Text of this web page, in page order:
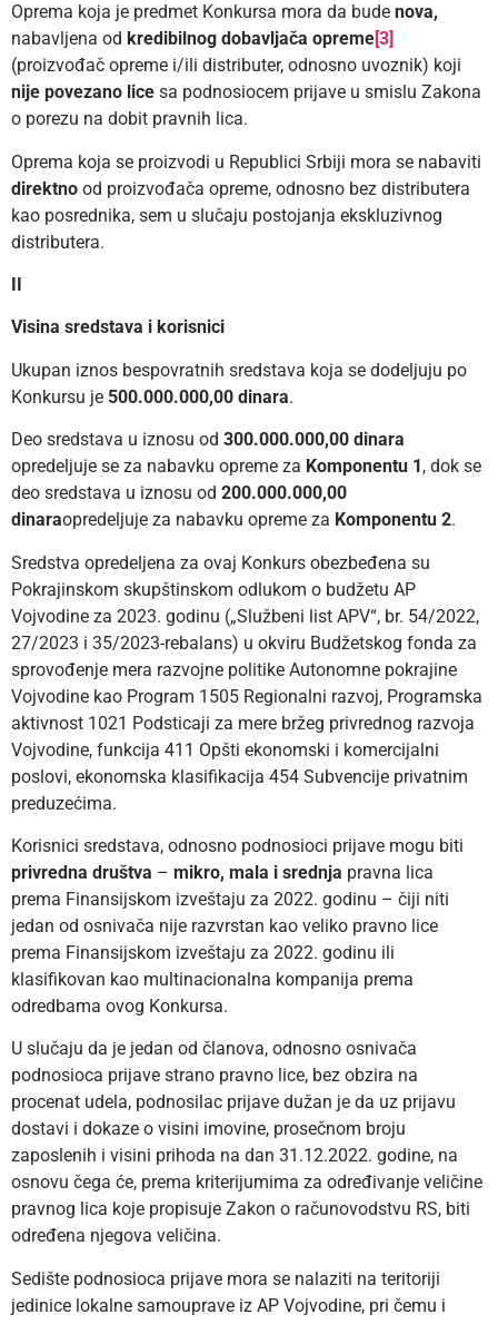
Oprema koja je predmet Konkursa mora da bude nova,
nabavljena od kredibilnog dobavljača opreme[3]
(proizvođač opreme i/ili distributer, odnosno uvoznik) koji
nije povezano lice sa podnosiocem prijave u smislu Zakona
o porezu na dobit pravnih lica.
Oprema koja se proizvodi u Republici Srbiji mora se nabaviti
direktno od proizvođača opreme, odnosno bez distributera
kao posrednika, sem u slučaju postojanja ekskluzivnog
distributera.
II
Visina sredstava i korisnici
Ukupan iznos bespovratnih sredstava koja se dodeljuju po
Konkursu je 500.000.000,00 dinara.
Deo sredstava u iznosu od 300.000.000,00 dinara
opredeljuje se za nabavku opreme za Komponentu 1 , dok se
deo sredstava u iznosu od 200.000.000,00
dinaraopredeljuje za nabavku opreme za Komponentu 2.
Sredstva opredeljena za ovaj Konkurs obezbeđena su
Pokrajinskom skupštinskom odlukom o budžetu AP
Vojvodine za 2023. godinu („Službeni list APV“, br. 54/2022,
27/2023 i 35/2023-rebalans) u okviru Budžetskog fonda za
sprovođenje mera razvojne politike Autonomne pokrajine
Vojvodine kao Program 1505 Regionalni razvoj, Programska
aktivnost 1021 Podsticaji za mere bržeg privrednog razvoja
Vojvodine, funkcija 411 Opšti ekonomski i komercijalni
poslovi, ekonomska klasifikacija 454 Subvencije privatnim
preduzećima.
Korisnici sredstava, odnosno podnosioci prijave mogu biti
privredna društva – mikro, mala i srednja pravna lica
prema Finansijskom izveštaju za 2022. godinu – čiji niti
jedan od osnivača nije razvrstan kao veliko pravno lice
prema Finansijskom izveštaju za 2022. godinu ili
klasifikovan kao multinacionalna kompanija prema
odredbama ovog Konkursa.
U slučaju da je jedan od članova, odnosno osnivača
podnosioca prijave strano pravno lice, bez obzira na
procenat udela, podnosilac prijave dužan je da uz prijavu
dostavi i dokaze o visini imovine, prosečnom broju
zaposlenih i visini prihoda na dan 31.12.2022. godine, na
osnovu čega će, prema kriterijumima za određivanje veličine
pravnog lica koje propisuje Zakon o računovodstvu RS, biti
određena njegova veličina.
Sedište podnosioca prijave mora se nalaziti na teritoriji
jedinice lokalne samouprave iz AP Vojvodine, pri čemu i